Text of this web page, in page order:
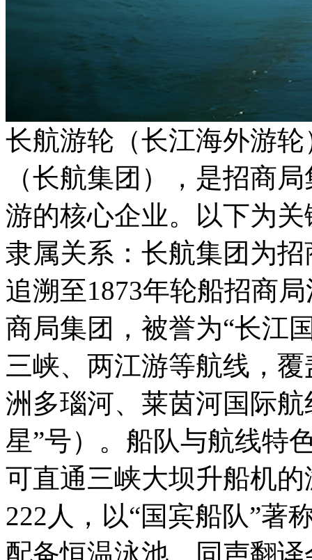
长航游轮（长江海外游
（长航集团），是招商
游的核心企业。以下为
隶属关系：长航集团为
追溯至1873年轮船招商
商局集团，被誉为“长江
三峡、两江游等航线，
洲多瑙河、莱茵河国际
星”号）。船队与航线特
可直通三峡大坝升船机
222人，以“国宾船队”著
配备恒温泳池、同声翻